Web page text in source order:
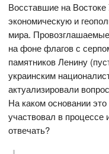
Восставшие на
экономическую и
мира.
на фоне флагов с
памятников Ленину
украинским
актуализировали
На каком основании
участвовал в процессе
отвечать?